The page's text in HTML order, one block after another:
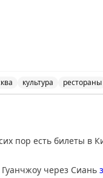
культура рестораны
пор есть билеты в
через Сиань